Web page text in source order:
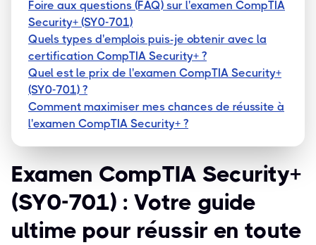
Foire aux questions (FAQ) sur l'examen CompTIA
Security+ (SY0-701)
Quels types d'emplois puis-je obtenir avec la
certification CompTIA Security+ ?
Quel est le prix de l'examen CompTIA Security+
(SY0-701) ?
Comment maximiser mes chances de réussite à
l'examen CompTIA Security+ ?
Examen CompTIA Security+
(SY0-701) : Votre guide
ultime pour réussir en toute